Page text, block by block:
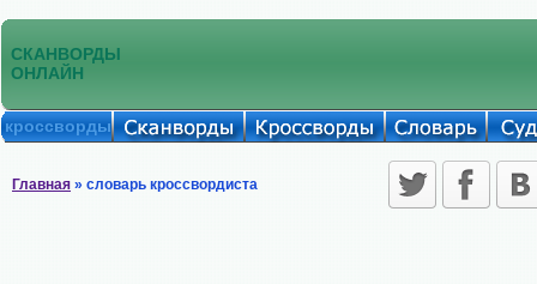
СКАНВОРДЫ
ОНЛАЙН
кроссворды
Главная » словарь кроссвордиста